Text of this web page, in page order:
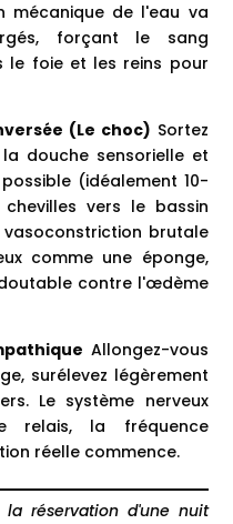
mécanique de l'eau va
forçant le sang
le foie et les reins pour
(Le choc) Sortez
douche sensorielle et
(idéalement 10-
vers le bassin
brutale
comme une éponge,
contre l'œdème
Allongez-vous
surélevez légèrement
Le système nerveux
relais, la fréquence
réelle commence.
réservation d'une nuit